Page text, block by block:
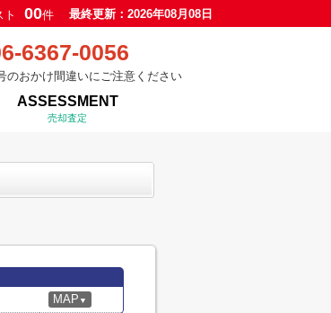
ト 00件 最終更新：2026年08月08日
6367-0056
のおかけ間違いにご注意ください
ASSESSMENT
売却査定
MAP ▼